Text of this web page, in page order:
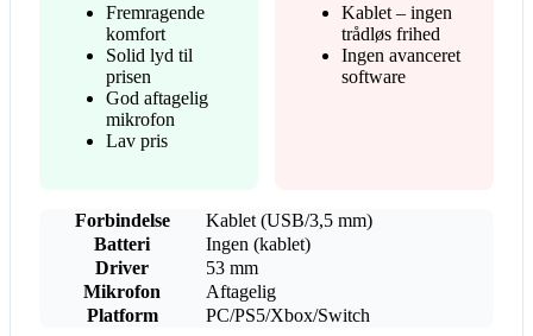
Fremragende
komfort
Solid lyd til
prisen
God aftagelig
mikrofon
Lav pris
Kablet – ingen
trådløs frihed
Ingen avanceret
software
Forbindelse
Kablet (USB/3,5 mm)
Batteri
Ingen (kablet)
Driver
53 mm
Mikrofon
Aftagelig
Platform
PC/PS5/Xbox/Switch